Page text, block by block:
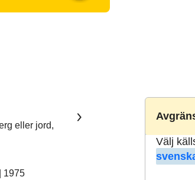
Välj
eller jord,
1975